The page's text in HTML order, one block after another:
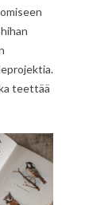
teettää